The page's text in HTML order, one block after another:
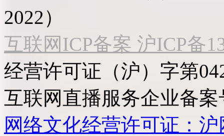
2022）
互联网ICP备案 沪ICP备
经营许可证（沪）字第
互联网直播服务企业备案
网络文化经营许可证：